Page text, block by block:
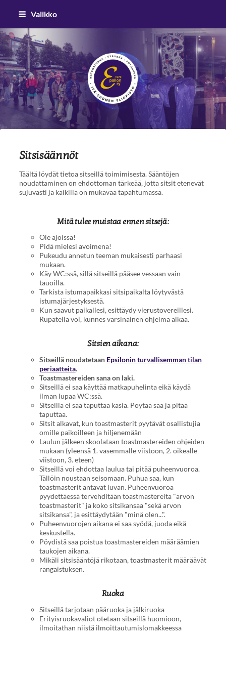
Siirry
sivun
sisältöön
Valikko
Epsilon ry
Sitsisäännöt
Täältä löydät tietoa sitseillä toimimisesta. Sääntöjen
noudattaminen on ehdottoman tärkeää, jotta sitsit etenevät
sujuvasti ja kaikilla on mukavaa tapahtumassa.
Mitä tulee muistaa ennen sitsejä:
Ole ajoissa!
Pidä mielesi avoimena!
Pukeudu annetun teeman mukaisesti parhaasi
mukaan.
Käy WC:ssä, sillä sitseillä pääsee vessaan vain
tauoilla.
Tarkista istumapaikkasi sitsipaikalta löytyvästä
istumajärjestyksestä.
Kun saavut paikallesi, esittäydy vierustovereillesi.
Rupatella voi, kunnes varsinainen ohjelma alkaa.
Sitsien aikana:
Sitseillä noudatetaan Epsilonin turvallisemman tilan
periaatteita.
Toastmastereiden sana on laki.
Sitseillä ei saa käyttää matkapuhelinta eikä käydä
ilman lupaa WC:ssä.
Sitseillä ei saa taputtaa käsiä. Pöytää saa ja pitää
taputtaa.
Sitsit alkavat, kun toastmasterit pyytävät osallistujia
omille paikoilleen ja hiljenemään
Laulun jälkeen skoolataan toastmastereiden ohjeiden
mukaan (yleensä 1. vasemmalle viistoon, 2. oikealle
viistoon, 3. eteen)
Sitseillä voi ehdottaa laulua tai pitää puheenvuoroa.
Tällöin noustaan seisomaan. Puhua saa, kun
toastmasterit antavat luvan. Puheenvuoroa
pyydettäessä tervehditään toastmastereita "arvon
toastmasterit" ja koko sitsikansaa "sekä arvon
sitsikansa", ja esittäydytään "minä olen...".
Puheenvuorojen aikana ei saa syödä, juoda eikä
keskustella.
Pöydistä saa poistua toastmastereiden määräämien
taukojen aikana.
Mikäli sitsisääntöjä rikotaan, toastmasterit määräävät
rangaistuksen.
Ruoka
Sitseillä tarjotaan pääruoka ja jälkiruoka
Erityisruokavaliot otetaan sitseillä huomioon,
ilmoitathan niistä ilmoittautumislomakkeessa